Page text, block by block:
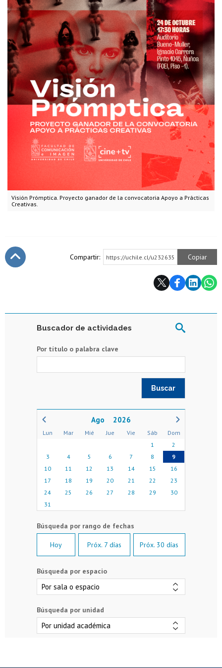
Visión Prómptica. Proyecto ganador de la convocatoria Apoyo a Prácticas
Creativas.
Compartir: https://uchile.cl/u232635 Copiar
Buscador de actividades
Por título o palabra clave
2026
Lun Mar Mié Jue Vie Sáb
Dom
1
2
3
4 5 6 7 8
9
10
11 12 13 14 15
16
17
18 19 20 21 22
23
24
25 26 27 28 29
30
31
Hoy Próx. 7 días Próx. 30 días
Búsqueda por espacio
Búsqueda por unidad